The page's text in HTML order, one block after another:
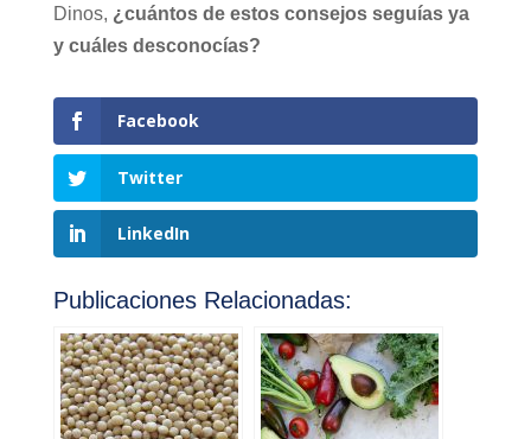
Dinos, ¿cuántos de estos consejos seguías ya
y cuáles desconocías?
Facebook
Twitter
LinkedIn
Publicaciones Relacionadas: